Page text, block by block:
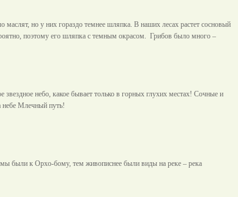
но у них гораздо темнее шляпка. В наших лесах растет сосновый
поэтому его шляпка с темным окрасом. Грибов было много –
звездное небо, какое бывает только в горных глухих местах! Сочные и
небе Млечный путь!
были к Орхо-бому, тем живописнее были виды на реке – река